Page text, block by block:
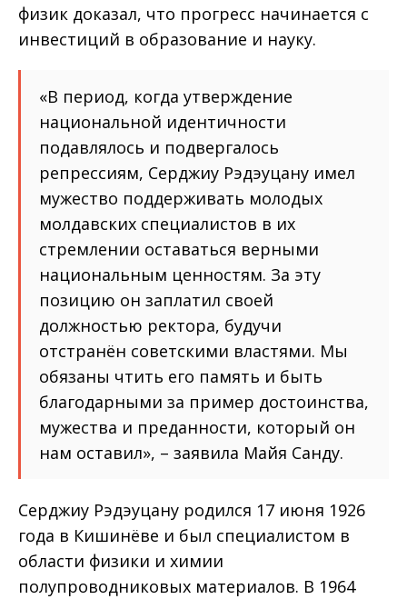
физик доказал, что прогресс начинается с
инвестиций в образование и науку.
«В период, когда утверждение
национальной идентичности
подавлялось и подвергалось
репрессиям, Серджиу Рэдэуцану имел
мужество поддерживать молодых
молдавских специалистов в их
стремлении оставаться верными
национальным ценностям. За эту
позицию он заплатил своей
должностью ректора, будучи
отстранён советскими властями. Мы
обязаны чтить его память и быть
благодарными за пример достоинства,
мужества и преданности, который он
нам оставил», – заявила Майя Санду.
Серджиу Рэдэуцану родился 17 июня 1926
года в Кишинёве и был специалистом в
области физики и химии
полупроводниковых материалов. В 1964